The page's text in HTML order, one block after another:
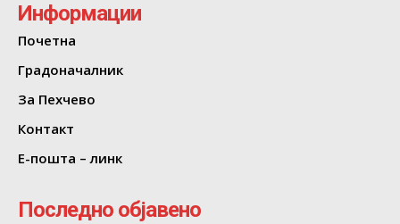
Информации
Почетна
Градоначалник
За Пехчево
Контакт
Е-пошта – линк
Последно објавено